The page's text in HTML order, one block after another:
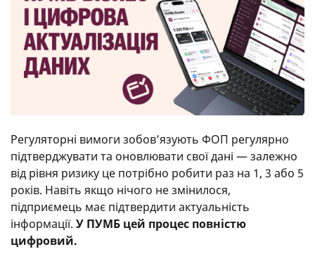
Регуляторні вимоги зобов’язують ФОП регулярно
підтверджувати та оновлювати свої дані — залежно
від рівня ризику це потрібно робити раз на 1, 3 або 5
років. Навіть якщо нічого не змінилося,
підприємець має підтвердити актуальність
інформації. У ПУМБ цей процес повністю
цифровий.